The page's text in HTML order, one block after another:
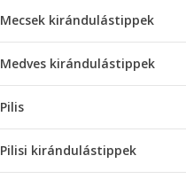
Mecsek kirándulástippek
Medves kirándulástippek
Pilis
Pilisi kirándulástippek